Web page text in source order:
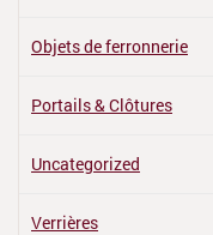
Objets de ferronnerie
Portails & Clôtures
Uncategorized
Verrières